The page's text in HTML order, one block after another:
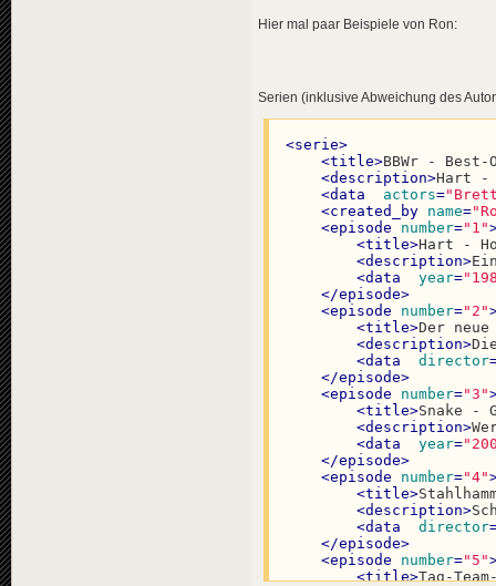
Hier mal paar Beispiele von Ron:
Serien (inklusive Abweichung des
<serie>
<title>BBWr -
<description>Hart -
<data actors="Brett
<created_by name=
<episode number="1"
<title>Hart -
<description>
<data year=
</episode>
<episode number="2"
<title>Der
<description>
<data director
</episode>
<episode number="3"
<title>Snake -
<description>
<data year=
</episode>
<episode number="4"
<title>
<description>
<data director
</episode>
<episode number="5"
<title>Tag-